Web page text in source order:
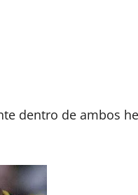
dentro de ambos